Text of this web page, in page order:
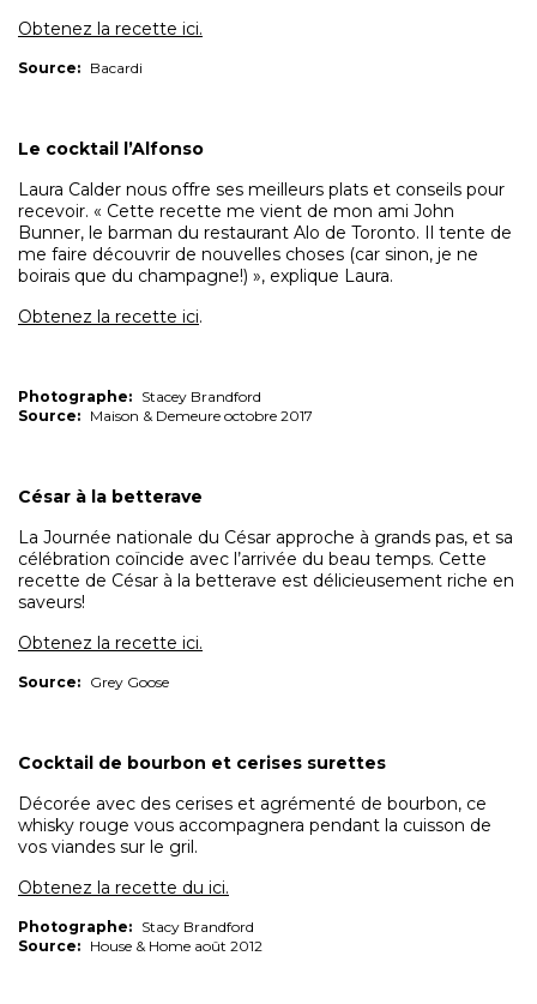
Obtenez la recette ici.
Source: Bacardi
Le cocktail l’Alfonso
Laura Calder nous offre ses meilleurs plats et conseils pour
recevoir. « Cette recette me vient de mon ami John
Bunner, le barman du restaurant Alo de Toronto. Il tente de
me faire découvrir de nouvelles choses (car sinon, je ne
boirais que du champagne!) », explique Laura.
Obtenez la recette ici.
Photographe: Stacey Brandford
Source: Maison & Demeure octobre 2017
César à la betterave
La Journée nationale du César approche à grands pas, et sa
célébration coïncide avec l’arrivée du beau temps. Cette
recette de César à la betterave est délicieusement riche en
saveurs!
Obtenez la recette ici.
Source: Grey Goose
Cocktail de bourbon et cerises surettes
Décorée avec des cerises et agrémenté de bourbon, ce
whisky rouge vous accompagnera pendant la cuisson de
vos viandes sur le gril.
Obtenez la recette du ici.
Photographe: Stacy Brandford
Source: House & Home août 2012